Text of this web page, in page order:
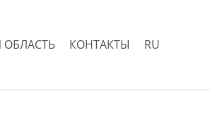
ОБЛАСТЬ КОНТАКТЫ RU